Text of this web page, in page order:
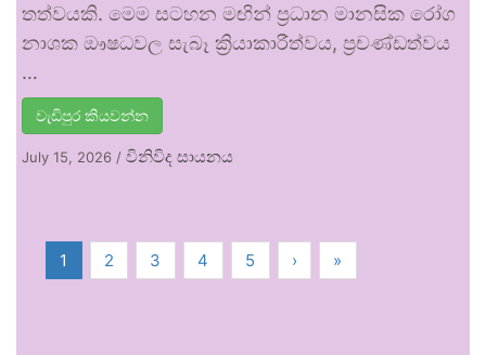
තත්වයකි. මෙම සටහන මඟින් ප්‍රධාන මානසික රෝග
නාශක ඖෂධවල සැබෑ ක්‍රියාකාරීත්වය, ප්‍රචණ්ඩත්වය
…
වැඩිපුර කියවන්න
July 15, 2026 / විනිවිද සායනය
1 2 3 4 5 › »